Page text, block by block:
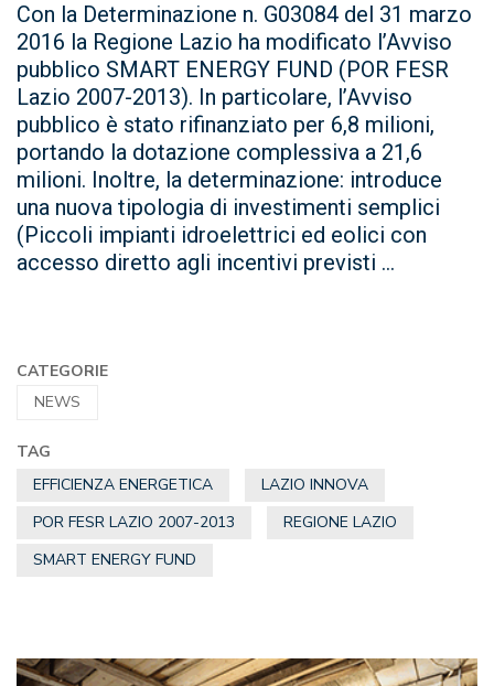
Con la Determinazione n. G03084 del 31 marzo
2016 la Regione Lazio ha modificato l’Avviso
pubblico SMART ENERGY FUND (POR FESR
Lazio 2007-2013). In particolare, l’Avviso
pubblico è stato rifinanziato per 6,8 milioni,
portando la dotazione complessiva a 21,6
milioni. Inoltre, la determinazione: introduce
una nuova tipologia di investimenti semplici
(Piccoli impianti idroelettrici ed eolici con
accesso diretto agli incentivi previsti ...
CATEGORIE
NEWS
TAG
EFFICIENZA ENERGETICA
LAZIO INNOVA
POR FESR LAZIO 2007-2013
REGIONE LAZIO
SMART ENERGY FUND